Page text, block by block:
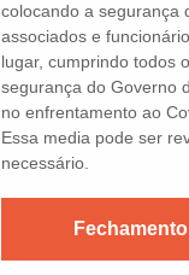
colocando a segurança
associados e
lugar, cumprindo todos
segurança do Governo
no enfrentamento ao
Essa media pode ser
necessário.